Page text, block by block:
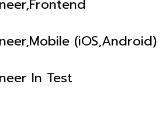
(iOS,Android)
In Test